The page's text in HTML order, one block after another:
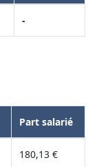
-
Part salarié
180,13 €